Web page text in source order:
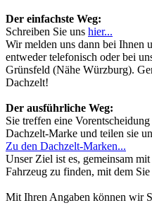
Der einfachste Weg:
Schreiben Sie uns hier...
Wir melden uns dann bei Ihnen
entweder telefonisch oder bei
Grünsfeld (Nähe Würzburg).
Dachzelt!
Der ausführliche Weg:
Sie treffen eine
Dachzelt-Marke und teilen sie
Zu den Dachzelt-Marken...
Unser Ziel ist es, gemeinsam
Fahrzeug zu finden, mit dem
Mit Ihren Angaben können wir